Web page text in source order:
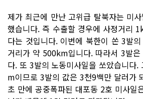
제가 최근에 만난 고위급 탈북자는 미
했습니다. 즉 수출할 경우에 사정거리
다는 것입니다. 이번에 북한이 쏜 3발
거리가 약 500km입니다. 따라서 3발
다. 또 3발의 노동미사일을 쏘았습니다
m이므로 3발의 값은 3천9백만 달러가
초 만에 공중폭파된 대포동 2호 미사일